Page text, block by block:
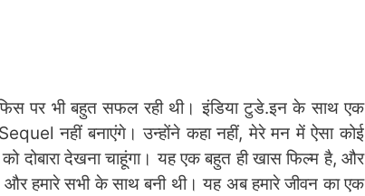
पर भी बहुत सफल रही थी। इंडिया टुडे.इन के साथ एक
नहीं बनाएंगे। उन्होंने कहा नहीं, मेरे मन में ऐसा कोई
दोबारा देखना चाहूंगा। यह एक बहुत ही खास फिल्म है, और
हमारे सभी के साथ बनी थी। यह अब हमारे जीवन का एक